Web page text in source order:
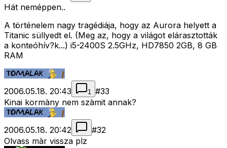
Hát neméppen..
A történelem nagy tragédiája, hogy az Aurora helyett a
Titanic süllyedt el. (Meg az, hogy a világot elárasztották
a konteóhív?k...) i5-2400S 2.5GHz, HD7850 2GB, 8 GB
RAM
2006.05.18. 20:43 1 #33
Kinai kormàny nem szàmit annak?
2006.05.18. 20:42 #32
Olvass màr vissza plz